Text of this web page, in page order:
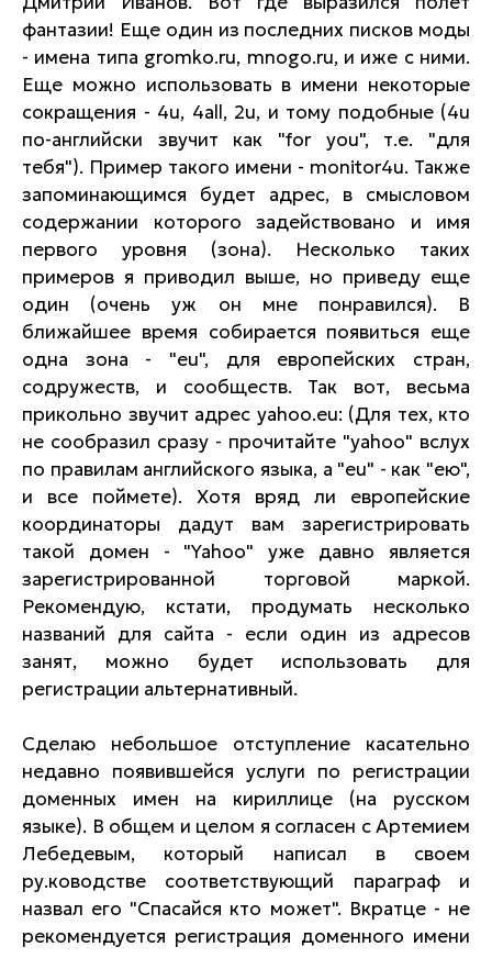
фантазии! Еще один из последних писков моды
- имена типа gromko.ru, mnogo.ru, и иже с ними.
Еще можно использовать в имени некоторые
сокращения - 4u, 4all, 2u, и тому подобные (4u
по-английски звучит как "for you", т.е. "для
тебя"). Пример такого имени - monitor4u. Также
запоминающимся будет адрес, в смысловом
содержании которого задействовано и имя
первого уровня (зона). Несколько таких
примеров я приводил выше, но приведу еще
один (очень уж он мне понравился). В
ближайшее время собирается появиться еще
одна зона - "eu", для европейских стран,
содружеств, и сообществ. Так вот, весьма
прикольно звучит адрес yahoo.eu: (Для тех, кто
не сообразил сразу - прочитайте "yahoo" вслух
по правилам английского языка, а "eu" - как "ею",
и все поймете). Хотя вряд ли европейские
координаторы дадут вам зарегистрировать
такой домен - "Yahoo" уже давно является
зарегистрированной торговой маркой.
Рекомендую, кстати, продумать несколько
названий для сайта - если один из адресов
занят, можно будет использовать для
регистрации альтернативный.
Сделаю небольшое отступление касательно
недавно появившейся услуги по регистрации
доменных имен на кириллице (на русском
языке). В общем и целом я согласен с Артемием
Лебедевым, который написал в своем
ру.ководстве соответствующий параграф и
назвал его "Спасайся кто может". Вкратце - не
рекомендуется регистрация доменного имени